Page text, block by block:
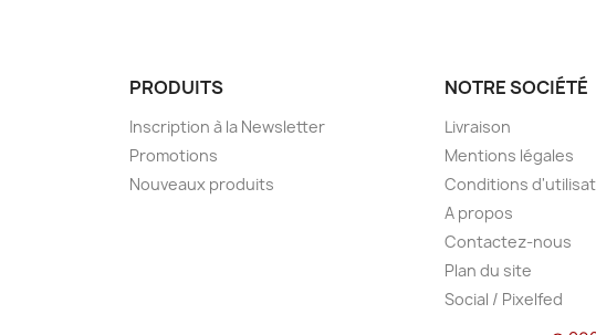
PRODUITS
Inscription à la Newsletter
Promotions
Nouveaux produits
NOTRE SOCIÉTÉ
Livraison
Mentions légales
Conditions
A propos
Contactez-nous
Plan du site
Social / Pixelfed